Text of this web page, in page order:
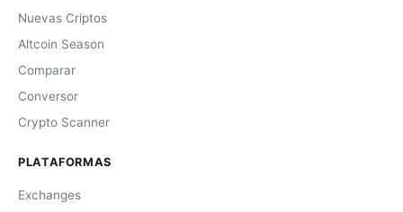
Nuevas Criptos
Altcoin Season
Comparar
Conversor
Crypto Scanner
PLATAFORMAS
Exchanges